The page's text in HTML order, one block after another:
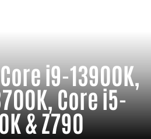
i9-13900K,
Core i5-
& Z790